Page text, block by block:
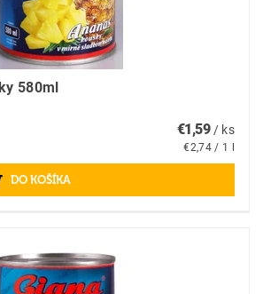
580ml
€1,59/ ks
€2,74 / 1 l